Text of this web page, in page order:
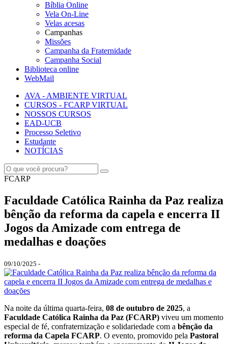
Bíblia Online
Vela On-Line
Velas acesas
Campanhas
Missões
Campanha da Fraternidade
Campanha Social
Biblioteca online
WebMail
AVA - AMBIENTE VIRTUAL
CURSOS - FCARP VIRTUAL
NOSSOS CURSOS
EAD-UCB
Processo Seletivo
Estudante
NOTÍCIAS
FCARP
Faculdade Católica Rainha da Paz realiza
bênção da reforma da capela e encerra II
Jogos da Amizade com entrega de
medalhas e doações
09/10/2025 -
Na noite da última quarta-feira, 08 de outubro de 2025, a
Faculdade Católica Rainha da Paz (FCARP) viveu um momento
especial de fé, confraternização e solidariedade com a bênção da
reforma da Capela FCARP. O evento, promovido pela Pastoral